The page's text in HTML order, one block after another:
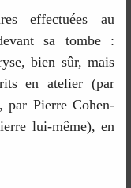
effectuées au
sa tombe :
bien sûr, mais
en atelier (par
par Pierre Cohen-
lui-même), en